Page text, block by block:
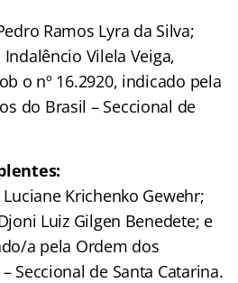
Ramos Lyra da Silva;
Vilela Veiga,
o nº 16.2920, indicado pela
do Brasil – Seccional de
Krichenko Gewehr;
Luiz Gilgen Benedete; e
a pela Ordem dos
Seccional de Santa Catarina.